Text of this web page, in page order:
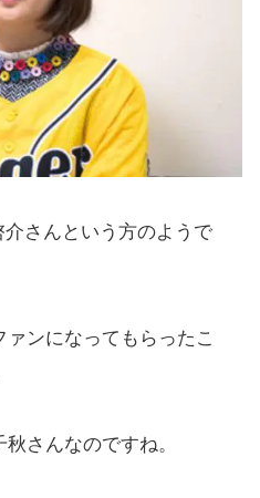
さんという方のようで
ンになってもらったこ
さんなのですね。